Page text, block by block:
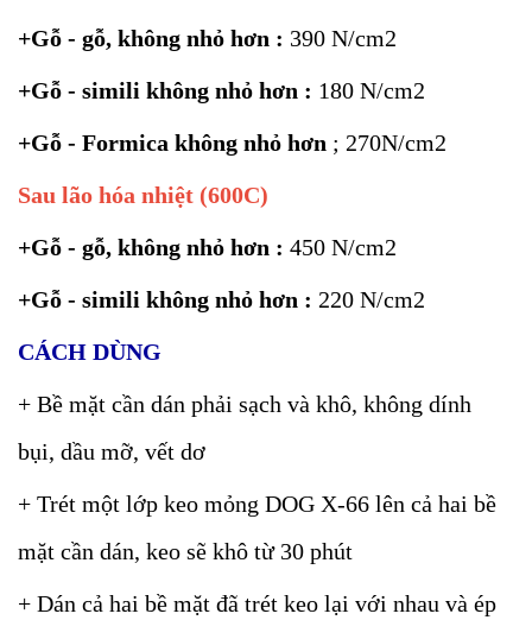
+Gỗ - gỗ, không nhỏ hơn : 390 N/cm2
+Gỗ - simili không nhỏ hơn : 180 N/cm2
+Gỗ - Formica không nhỏ hơn ; 270N/cm2
Sau lão hóa nhiệt (600C)
+Gỗ - gỗ, không nhỏ hơn : 450 N/cm2
+Gỗ - simili không nhỏ hơn : 220 N/cm2
CÁCH DÙNG
+ Bề mặt cần dán phải sạch và khô, không dính
bụi, dầu mỡ, vết dơ
+ Trét một lớp keo mỏng DOG X-66 lên cả hai bề
mặt cần dán, keo sẽ khô từ 30 phút
+ Dán cả hai bề mặt đã trét keo lại với nhau và ép